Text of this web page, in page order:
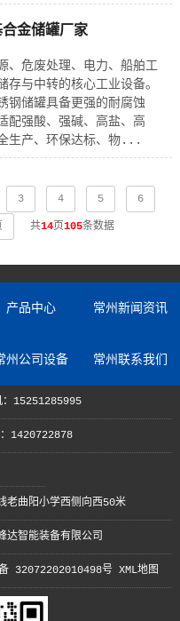
金储罐厂家
、危废处理、电力、船舶工
与中转的核心工业设备。
钢储罐具备更强的耐腐蚀
配强酸、强碱、高盐、高
生产、环保达标、物...
3 4 5 6
共14页105条数据
产品中心 常州新闻资讯
州公司设备 常州联系我们
：15251285995
1420722878
老曲阳小学西侧向西50米
智能装备有限公司
32072202010498号 XML地图